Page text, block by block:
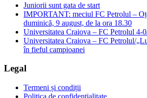
Juniorii sunt gata de start
IMPORTANT: meciul FC Petrolul –
duminică, 9 august, de la ora 18.30
Universitatea Craiova – FC Petrolul 4-
Universitatea Craiova – FC Petrolul/
în fieful campioanei
Legal
Termeni și condiții
Politica de confidențialitate